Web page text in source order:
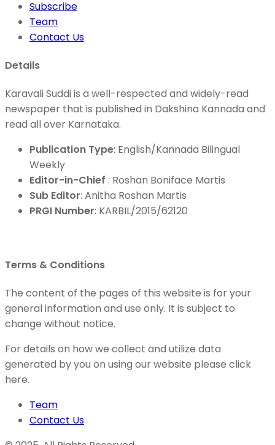
Subscribe
Team
Contact Us
Details
Karavali Suddi is a well-respected and widely-read
newspaper that is published in Dakshina Kannada and
read all over Karnataka.
Publication Type: English/Kannada Bilingual
Weekly
Editor-in-Chief : Roshan Boniface Martis
Sub Editor: Anitha Roshan Martis
PRGI Number: KARBIL/2015/62120
Terms & Conditions
The content of the pages of this website is for your
general information and use only. It is subject to
change without notice.
For details on how we collect and utilize data
generated by you on using our website please click
here.
Team
Contact Us